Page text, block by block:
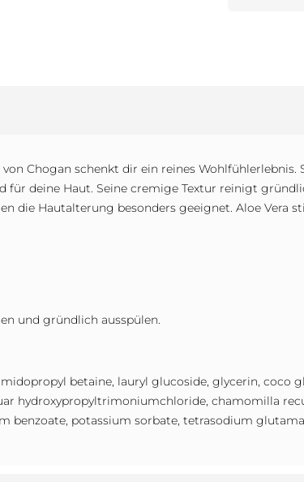
Chogan schenkt dir ein reines
für deine Haut. Seine cremige Textur reinigt
die Hautalterung besonders geeignet. Aloe
und gründlich ausspülen.
betaine, lauryl glucoside, glycerin, coco
hydroxypropyltrimoniumchloride, chamomilla
benzoate, potassium sorbate, tetrasodium